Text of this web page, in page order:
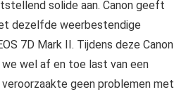
solide aan. Canon geeft
dezelfde weerbestendige
7D Mark II. Tijdens deze Canon
we wel af en toe last van een
geen problemen met